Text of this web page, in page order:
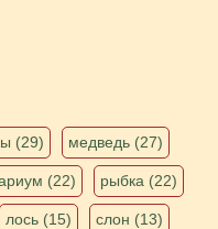
(29) медведь (27)
(22) рыбка (22)
лось (15) слон (13)